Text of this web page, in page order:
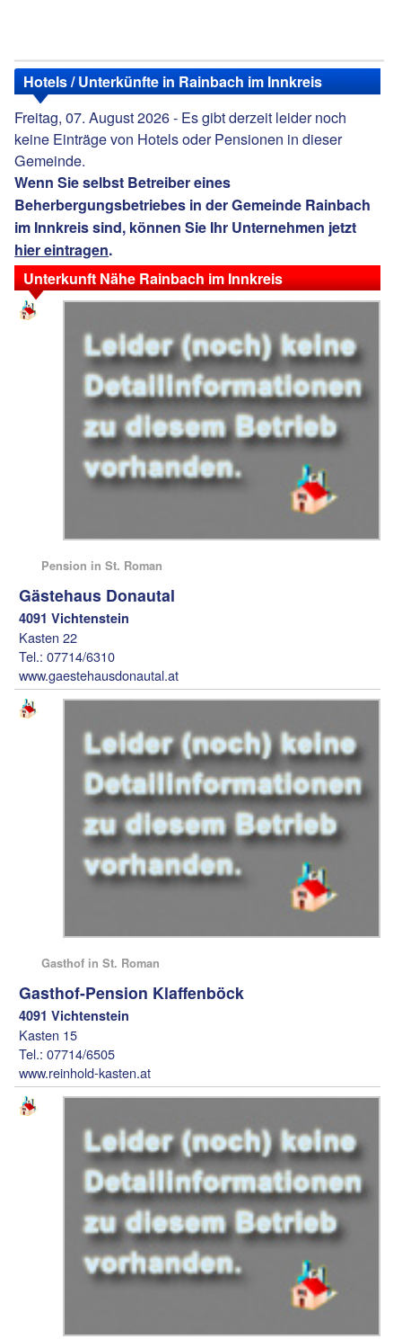
Hotels / Unterkünfte in Rainbach im Innkreis
Freitag, 07. August 2026 - Es gibt derzeit leider noch
keine Einträge von Hotels oder Pensionen in dieser
Gemeinde.
Wenn Sie selbst Betreiber eines
Beherbergungsbetriebes in der Gemeinde Rainbach
im Innkreis sind, können Sie Ihr Unternehmen jetzt
hier eintragen.
Unterkunft Nähe Rainbach im Innkreis
Pension in St. Roman
Gästehaus Donautal
4091 Vichtenstein
Kasten 22
Tel.: 07714/6310
www.gaestehausdonautal.at
Gasthof in St. Roman
Gasthof-Pension Klaffenböck
4091 Vichtenstein
Kasten 15
Tel.: 07714/6505
www.reinhold-kasten.at